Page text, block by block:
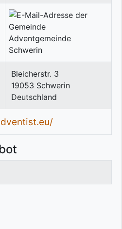
Bleicherstr. 3
19053 Schwerin
Deutschland